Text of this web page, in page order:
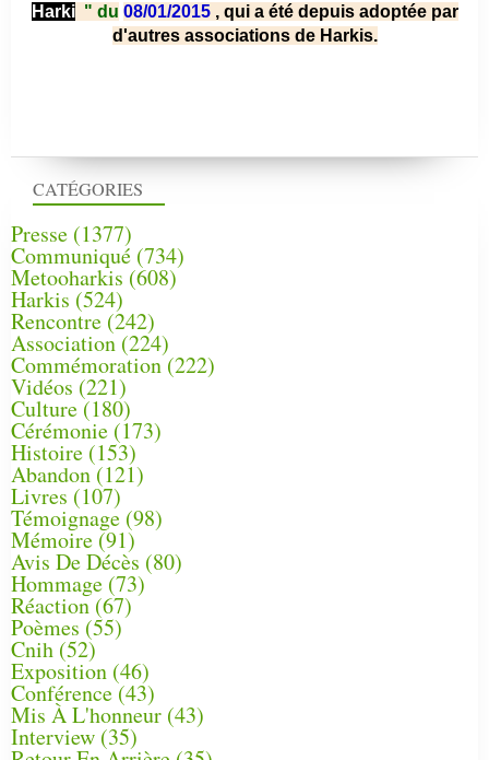
CATÉGORIES
Presse (1377)
Communiqué (734)
Metooharkis (608)
Harkis (524)
Rencontre (242)
Association (224)
Commémoration(222)
Vidéos (221)
Culture(180)
Cérémonie (173)
Histoire (153)
Abandon(121)
Livres (107)
Témoignage (98)
Mémoire (91)
Avis De Décès (80)
Hommage (73)
Réaction(67)
Poèmes (55)
Cnih (52)
Exposition (46)
Conférence(43)
Mis À L'honneur (43)
Interview (35)
Harki " du 08/01/2015 , qui a été depuis adoptée par
d'autres associations de Harkis.